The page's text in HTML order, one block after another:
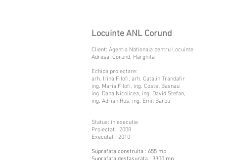
Locuinte ANL Corund
Client: Agentia Nationala pentru Locuinte
Adresa: Corund, Harghita
Echipa proiectare:
arh. Irina Filofi, arh. Catalin Trandafir
ing. Maria Filofi, ing. Costel Basnau
ing. Dana Nicolicea, ing. David Stefan,
ing. Adrian Rus, ing. Emil Barbu
Status: in executie
Proiectat : 2008
Executat : 2010-
Suprafata construita : 655 mp